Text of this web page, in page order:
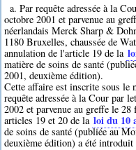
a. Par requête adressée à la
octobre 2001 et parvenue au
néerlandais Merck Sharp &
1180 Bruxelles, chaussée de
annulation de l'article 19 de la
matière de soins de santé
2001, deuxième édition).
Cette affaire est inscrite sous le
requête adressée à la Cour par
2002 et parvenue au greffe le
articles 19 et 20 de la loi du 10
de soins de santé (publiée au
deuxième édition) a été